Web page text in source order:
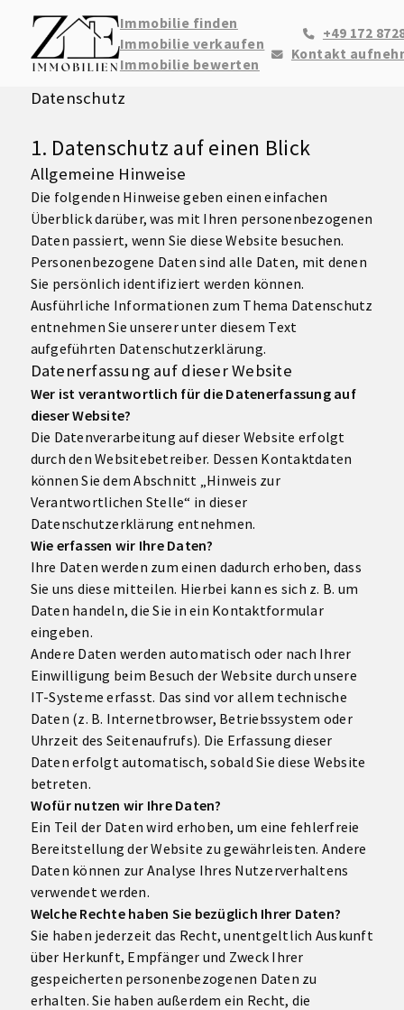
Immobilie finden
Immobilie verkaufen
Immobilie bewerten
+49 172
Kontakt
Datenschutz
1. Datenschutz auf einen Blick
Allgemeine Hinweise
Die folgenden Hinweise geben einen einfachen
Überblick darüber, was mit Ihren personenbezogenen
Daten passiert, wenn Sie diese Website besuchen.
Personenbezogene Daten sind alle Daten, mit denen
Sie persönlich identifiziert werden können.
Ausführliche Informationen zum Thema Datenschutz
entnehmen Sie unserer unter diesem Text
aufgeführten Datenschutzerklärung.
Datenerfassung auf dieser Website
Wer ist verantwortlich für die Datenerfassung auf
dieser Website?
Die Datenverarbeitung auf dieser Website erfolgt
durch den Websitebetreiber. Dessen Kontaktdaten
können Sie dem Abschnitt „Hinweis zur
Verantwortlichen Stelle“ in dieser
Datenschutzerklärung entnehmen.
Wie erfassen wir Ihre Daten?
Ihre Daten werden zum einen dadurch erhoben, dass
Sie uns diese mitteilen. Hierbei kann es sich z. B. um
Daten handeln, die Sie in ein Kontaktformular
eingeben.
Andere Daten werden automatisch oder nach Ihrer
Einwilligung beim Besuch der Website durch unsere
IT-Systeme erfasst. Das sind vor allem technische
Daten (z. B. Internetbrowser, Betriebssystem oder
Uhrzeit des Seitenaufrufs). Die Erfassung dieser
Daten erfolgt automatisch, sobald Sie diese Website
betreten.
Wofür nutzen wir Ihre Daten?
Ein Teil der Daten wird erhoben, um eine fehlerfreie
Bereitstellung der Website zu gewährleisten. Andere
Daten können zur Analyse Ihres Nutzerverhaltens
verwendet werden.
Welche Rechte haben Sie bezüglich Ihrer Daten?
Sie haben jederzeit das Recht, unentgeltlich Auskunft
über Herkunft, Empfänger und Zweck Ihrer
gespeicherten personenbezogenen Daten zu
erhalten. Sie haben außerdem ein Recht, die